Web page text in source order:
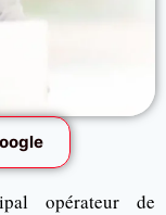
opérateur de